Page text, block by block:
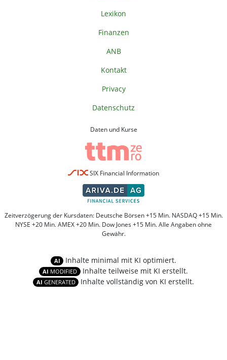
Lexikon
Finanzen
ANB
Kontakt
Privacy
Datenschutz
Daten und Kurse
SIX Financial Information
Zeitverzögerung der Kursdaten: Deutsche Börsen +15 Min. NASDAQ +15 Min.
NYSE +20 Min. AMEX +20 Min. Dow Jones +15 Min. Alle Angaben ohne
Gewähr.
AI Inhalte minimal mit KI optimiert.
AI MODIFIED Inhalte teilweise mit KI erstellt.
AI GENERATED Inhalte vollständig von KI erstellt.